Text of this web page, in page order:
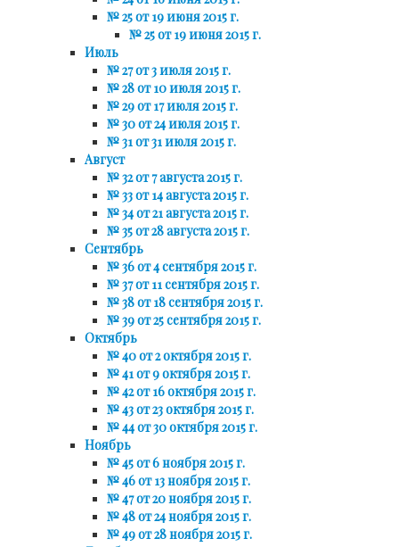
№ 25 от 19 июня 2015 г.
№ 25 от 19 июня 2015 г.
Июль
№ 27 от 3 июля 2015 г.
№ 28 от 10 июля 2015 г.
№ 29 от 17 июля 2015 г.
№ 30 от 24 июля 2015 г.
№ 31 от 31 июля 2015 г.
Август
№ 32 от 7 августа 2015 г.
№ 33 от 14 августа 2015 г.
№ 34 от 21 августа 2015 г.
№ 35 от 28 августа 2015 г.
Сентябрь
№ 36 от 4 сентября 2015 г.
№ 37 от 11 сентября 2015 г.
№ 38 от 18 сентября 2015 г.
№ 39 от 25 сентября 2015 г.
Октябрь
№ 40 от 2 октября 2015 г.
№ 41 от 9 октября 2015 г.
№ 42 от 16 октября 2015 г.
№ 43 от 23 октября 2015 г.
№ 44 от 30 октября 2015 г.
Ноябрь
№ 45 от 6 ноября 2015 г.
№ 46 от 13 ноября 2015 г.
№ 47 от 20 ноября 2015 г.
№ 48 от 24 ноября 2015 г.
№ 49 от 28 ноября 2015 г.